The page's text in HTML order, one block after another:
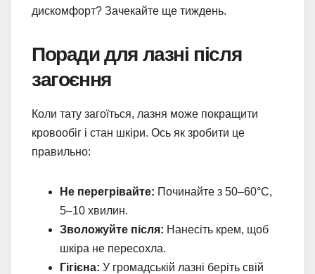
дискомфорт? Зачекайте ще тиждень.
Поради для лазні після
загоєння
Коли тату загоїться, лазня може покращити
кровообіг і стан шкіри. Ось як зробити це
правильно:
Не перегрівайте: Починайте з 50–60°C,
5–10 хвилин.
Зволожуйте після: Нанесіть крем, щоб
шкіра не пересохла.
Гігієна: У громадській лазні беріть свій